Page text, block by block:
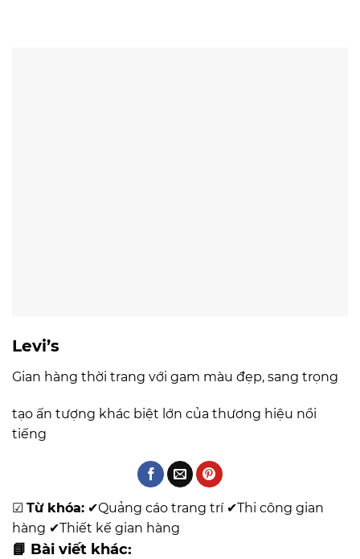
Levi’s
Gian hàng thời trang với gam màu đẹp, sang trọng
tạo ấn tượng khác biệt lớn của thương hiệu nổi
tiếng
☑ Từ khóa: ✔Quảng cáo trang trí✔Thi công gian
hàng ✔Thiết kế gian hàng
📘 Bài viết khác: